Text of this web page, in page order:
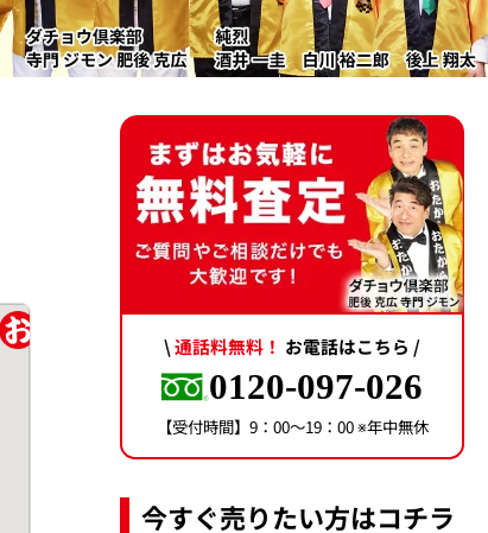
\通話料無料！ お電話はこちら /
0120-097-026
【受付時間】9：00〜19：00 ※年中無休
今すぐ売りたい方はコチラ